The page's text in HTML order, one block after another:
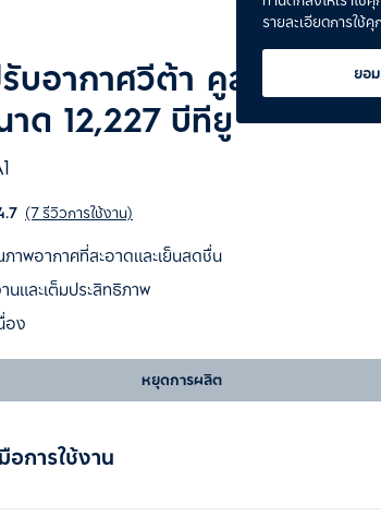
บอากาศวีต้า คูล ระบบอินเ
าด 12,227 บีทียู
(7 รีวิวการใช้งาน)
าพอากาศที่สะอาดและเย็นสดชื่น
นและเต็มประสิทธิภาพ
อง
หยุดการผลิต
การใช้งาน
รายละเอียดการใช้คุ
ยอ